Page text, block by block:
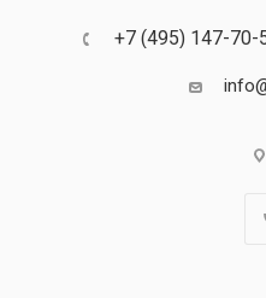
+7 (495) 147-70-